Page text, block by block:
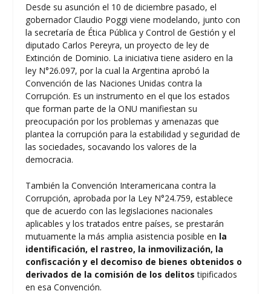
Desde su asunción el 10 de diciembre pasado, el
gobernador Claudio Poggi viene modelando, junto con
la secretaría de Ética Pública y Control de Gestión y el
diputado Carlos Pereyra, un proyecto de ley de
Extinción de Dominio. La iniciativa tiene asidero en la
ley N°26.097, por la cual la Argentina aprobó la
Convención de las Naciones Unidas contra la
Corrupción. Es un instrumento en el que los estados
que forman parte de la ONU manifiestan su
preocupación por los problemas y amenazas que
plantea la corrupción para la estabilidad y seguridad de
las sociedades, socavando los valores de la
democracia.
También la Convención Interamericana contra la
Corrupción, aprobada por la Ley N°24.759, establece
que de acuerdo con las legislaciones nacionales
aplicables y los tratados entre países, se prestarán
mutuamente la más amplia asistencia posible en la
identificación, el rastreo, la inmovilización, la
confiscación y el decomiso de bienes obtenidos o
derivados de la comisión de los delitostipificados
en esa Convención.